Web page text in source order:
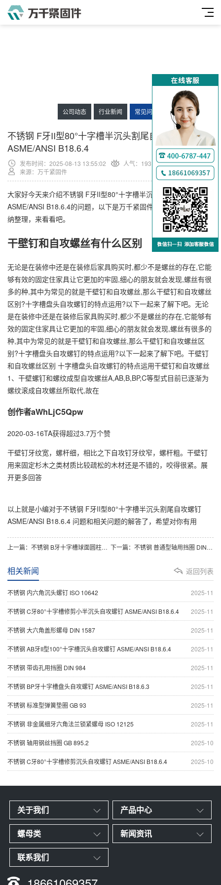
公司动态 行业新闻 常见问题
不锈钢 F牙II型80°十字槽半沉头割尾自攻螺钉
ASME/ANSI B18.6.4
发布时间：2025-08-13 13:55:02 人气： 193
来源：万千紧固件
大家好今天来介绍不锈钢 F牙II型80°十字槽半沉头割尾自攻螺钉
ASME/ANSI B18.6.4的问题，以下是万千紧固件小编对此问题的归
纳整理，来看看吧。
干壁钉和自攻螺丝有什么区别
无论是在装修中还是在装修后家具购买时,都少不是螺丝的存在,它能
够有效的固定住家具让它更加的牢固,细心的朋友就会发现,螺丝有很
多的种,其中为常见的就是干壁钉和自攻螺丝,那么干壁钉和自攻螺丝
区别?十字槽盘头自攻螺钉的特点运用?以下一起来了解下吧。无论
是在装修中还是在装修后家具购买时,都少不是螺丝的存在,它能够有
效的固定住家具让它更加的牢固,细心的朋友就会发现,螺丝有很多的
种,其中为常见的就是干壁钉和自攻螺丝,那么干壁钉和自攻螺丝区
别?十字槽盘头自攻螺钉的特点运用?以下一起来了解下吧。干壁钉
和自攻螺丝区别 十字槽盘头自攻螺钉的特点运用干壁钉和自攻螺丝
1、干壁螺钉和螺纹成型自攻螺丝A,AB,B,BP,C等型式目前已逐渐为
螺纹滚成自攻螺丝所取代,故在
创作者aWhLjC5Qpw
2020-03-16TA获得超过3.7万个赞
干壁钉牙纹宽，螺杆细，相比之下自攻钉牙纹窄，螺杆粗。干壁钉
用来固定杉木之类材质比较疏松的木材还是不错的，咬得很紧。展
开更多回答
以上就是小编对于不锈钢 F牙II型80°十字槽半沉头割尾自攻螺钉
ASME/ANSI B18.6.4 问题和相关问题的解答了，希望对你有用
上一篇： 不锈钢 B牙十字槽球面圆柱头自攻螺钉 ASME/ANSI B18.6.3 下一篇： 不锈钢 普通型轴用挡圈 DIN 471
返回列表
相关新闻
2025-11
不锈钢 内六角沉头螺钉 ISO 10642
2025-11
不锈钢 C牙80°十字槽修剪小半沉头自攻螺钉 ASME/ANSI B18.6.4
2025-11
不锈钢 大六角盖形螺母 DIN 1587
2025-11
不锈钢 AB牙II型100°十字槽沉头自攻螺钉 ASME/ANSI B18.6.4
2025-11
不锈钢 带齿孔用挡圈 DIN 984
2025-11
不锈钢 BP牙十字槽盘头自攻螺钉 ASME/ANSI B18.6.3
2025-11
不锈钢 标准型弹簧垫圈 GB 93
2025-11
不锈钢 非金属细牙六角法兰锁紧螺母 ISO 12125
2025-10
不锈钢 轴用钢丝挡圈 GB 895.2
2025-10
不锈钢 C牙80°十字槽修剪沉头自攻螺钉 ASME/ANSI B18.6.4
关于我们 产品中心
螺母类 新闻资讯
联系我们